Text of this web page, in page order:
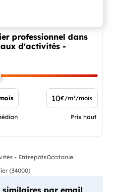
professionnel dans
d'activités -
10€/m²/mois
Prix haut
- EntrepôtsOccitanie
(34000)